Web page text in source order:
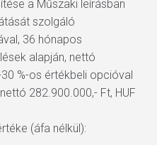
a Műszaki leírásban
szolgáló
36 hónapos
alapján, nettó
%-os értékbeli opcióval
282.900.000,- Ft, HUF
(áfa nélkül):